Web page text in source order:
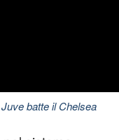
batte il Chelsea